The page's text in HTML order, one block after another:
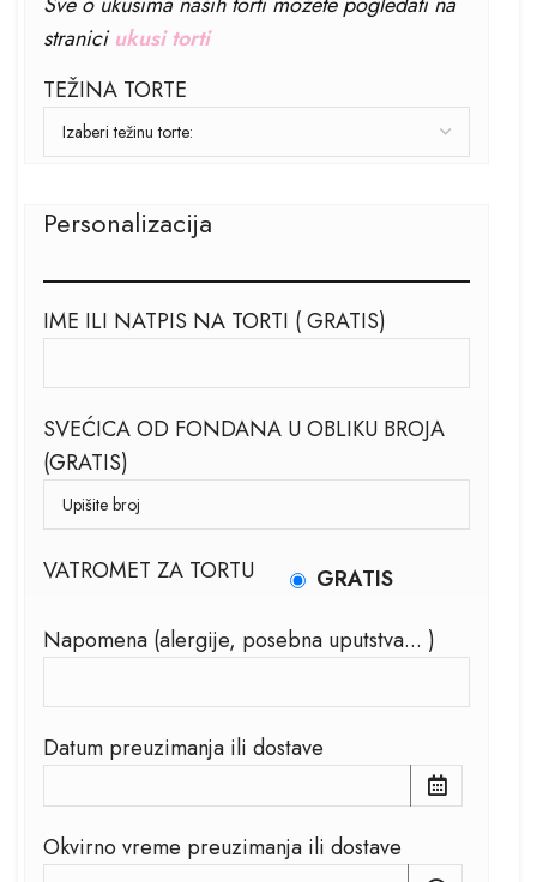
straniciukusi torti
TEŽINA TORTE
Personalizacija
IME ILI NATPIS NA TORTI ( GRATIS)
SVEĆICA OD FONDANA U OBLIKU BROJA
(GRATIS)
VATROMET ZA TORTU
GRATIS
Napomena (alergije, posebna uputstva... )
Datum preuzimanja ili dostave
Okvirno vreme preuzimanja ili dostave